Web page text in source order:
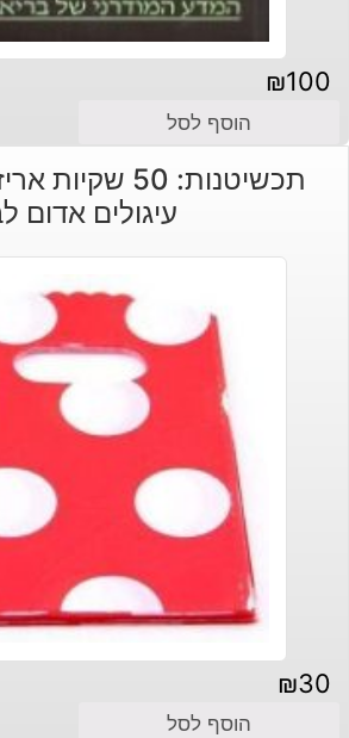
₪100
הוסף לסל
תכשיטנות: 50
עיגולים אדום
₪30
הוסף לסל